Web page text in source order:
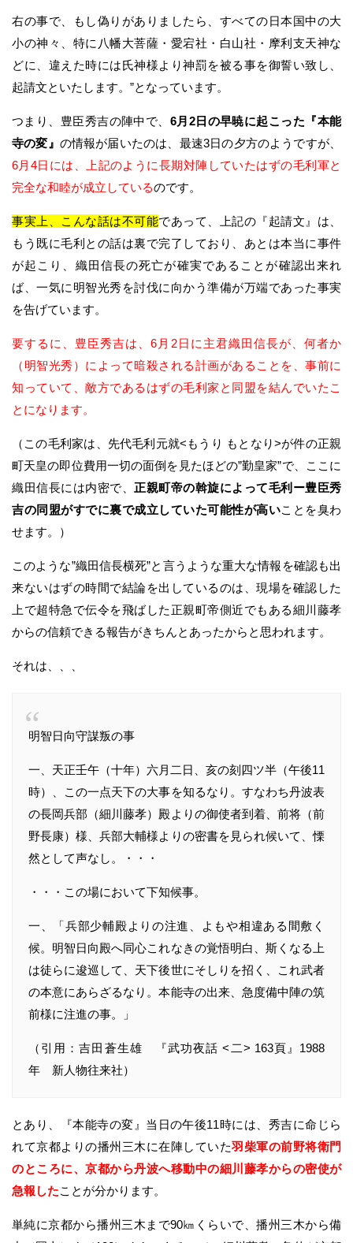
右の事で、もし偽りがありましたら、すべての日本国中の大
小の神々、特に八幡大菩薩・愛宕社・白山社・摩利支天神な
どに、違えた時には氏神様より神罰を被る事を御誓い致し、
起請文といたします。”となっています。
つまり、豊臣秀吉の陣中で、 6月2日の早暁に起こった『本能
寺の変』 の情報が届いたのは、最速3日の夕方のようですが、
6月4日には、上記のように長期対陣していたはずの毛利軍と
完全な和睦が成立しているのです。
事実上、こんな話は不可能であって、上記の『起請文』は、
もう既に毛利との話は裏で完了しており、あとは本当に事件
が起こり、織田信長の死亡が確実であることが確認出来れ
ば、一気に明智光秀を討伐に向かう準備が万端であった事実
を告げています。
要するに、豊臣秀吉は、6月2日に主君織田信長が、何者か
（明智光秀）によって暗殺される計画があることを、事前に
知っていて、敵方であるはずの毛利家と同盟を結んでいたこ
とになります。
（この毛利家は、先代毛利元就<もうり もとなり>が件の正親
町天皇の即位費用一切の面倒を見たほどの”勤皇家”で、ここに
織田信長には内密で、 正親町帝の斡旋によって毛利ー豊臣秀
吉の同盟がすでに裏で成立していた可能性が高いことを臭わ
せます。）
このような”織田信長横死”と言うような重大な情報を確認も出
来ないはずの時間で結論を出しているのは、現場を確認した
上で超特急で伝令を飛ばした正親町帝側近でもある細川藤孝
からの信頼できる報告がきちんとあったからと思われます。
それは、、、
明智日向守謀叛の事
一、天正壬午（十年）六月二日、亥の刻四ツ半（午後11
時）、この一点天下の大事を知るなり。すなわち丹波表
の長岡兵部（細川藤孝）殿よりの御使者到着、前将（前
野長康）様、兵部大輔様よりの密書を見られ候いて、慄
然として声なし。・・・
・・・この場において下知候事。
一、「兵部少輔殿よりの注進、よもや相違ある間敷く
候。明智日向殿へ同心これなきの覚悟明白、斯くなる上
は徒らに逡巡して、天下後世にそしりを招く、これ武者
の本意にあらざるなり。本能寺の出来、急度備中陣の筑
前様に注進の事。」
（引用：吉田蒼生雄 『武功夜話 <二> 163頁』1988
年 新人物往来社）
とあり、『本能寺の変』当日の午後11時には、秀吉に命じら
れて京都よりの播州三木に在陣していた羽柴軍の前野将衛門
のところに、京都から丹波へ移動中の細川藤孝からの密使が
急報したことが分かります。
単純に京都から播州三木まで90㎞くらいで、播州三木から備